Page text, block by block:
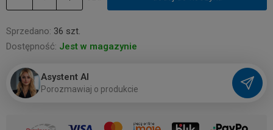
Sprzedano: 36 szt.
Dostępność: Jest w magazynie
Asystent AI
Porozmawiaj o produkcie